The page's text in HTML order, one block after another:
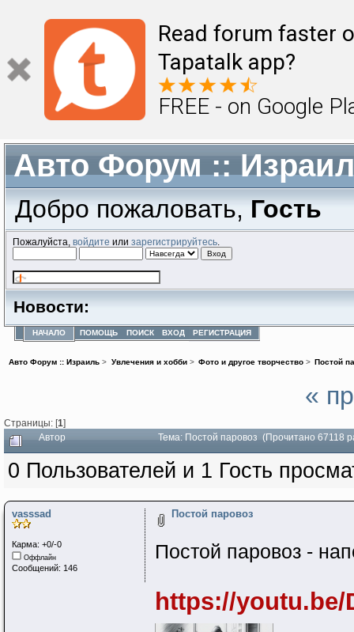
Read forum faster
Tapatalk app?
FREE - on Google
Авто Форум ::
Добро пожаловать,Гость
Пожалуйста,войдите илизарегистрируйтесь
Новости:
НАЧАЛО ПОМОЩЬ ПОИСК ВХОД РЕГИСТРАЦИЯ
Авто Форум :: Израиль > Увлечения и хобби> Фото и другое творчество> Постой
«
Страницы: [1]
Автор Тема: Постой паровоз (Прочитано 67118
0 Пользователей и 1 Гость
vasssad
Карма: +0/-0
Оффлайн
Сообщений: 146
Постой паровоз
Постой паровоз -
https://youtu.be/